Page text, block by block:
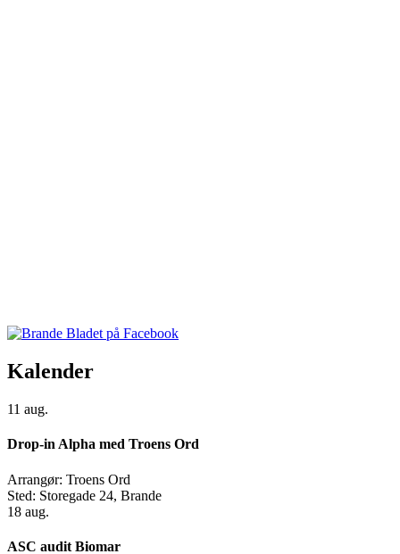
Kalender
11 aug.
Drop-in Alpha med Troens Ord
Arrangør: Troens Ord
Sted: Storegade 24, Brande
18 aug.
ASC audit Biomar